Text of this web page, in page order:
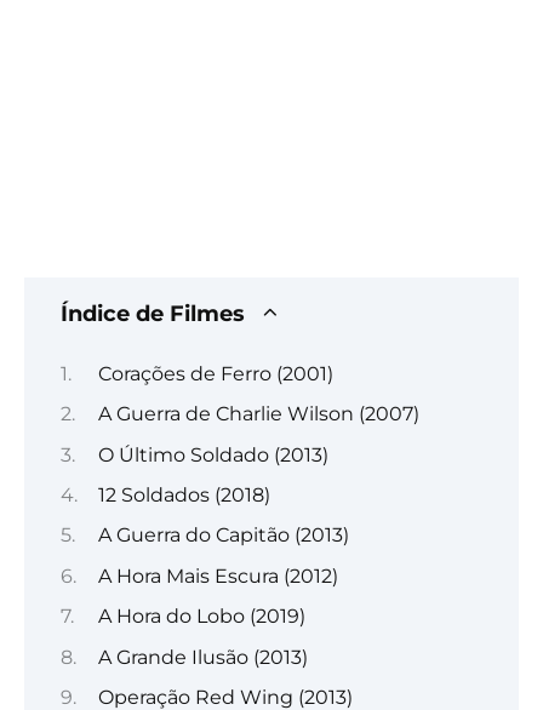
Índice de Filmes
Corações de Ferro (2001)
A Guerra de Charlie Wilson (2007)
O Último Soldado (2013)
12 Soldados (2018)
A Guerra do Capitão (2013)
A Hora Mais Escura (2012)
A Hora do Lobo (2019)
A Grande Ilusão (2013)
Operação Red Wing (2013)